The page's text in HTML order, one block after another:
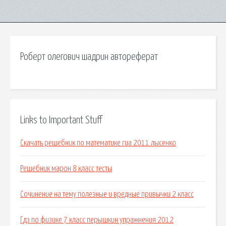
Роберт олегович шадрин автореферат
Links to Important Stuff
Скачать решебник по математике гиа 2011 лысенко
Решебник марон 8 класс тесты
Сочинение на тему полезные и вредные привычки 2 класс
Гдз по физике 7 класс перышкин упражнения 2012